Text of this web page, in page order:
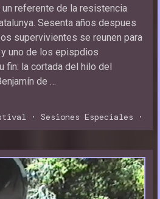
referente de la resistencia
Sesenta años despues
supervivientes se reunen para
uno de los epispdios
fin: la cortada del hilo del
de …
· Sesiones Especiales ·